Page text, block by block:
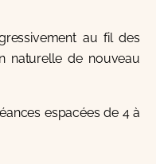
au fil des
naturelle de nouveau
espacées de 4 à